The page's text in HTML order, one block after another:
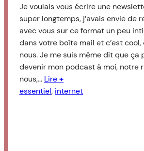
Je voulais vous écrire une
super longtemps, j’avais envie de
avec vous sur ce format un peu
dans votre boîte mail et c’est
nous. Je me suis même dit que ça
devenir mon podcast à moi, notre
nous,… Lire+
essentiel, internet